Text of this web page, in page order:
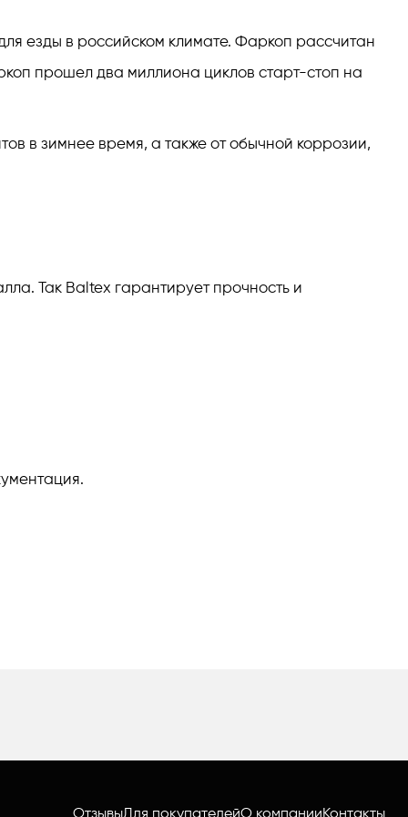
езды в российском климате. Фаркоп рассчитан
прошел два миллиона циклов старт-стоп на
в зимнее время, а также от обычной коррозии,
Так Baltex гарантирует прочность и